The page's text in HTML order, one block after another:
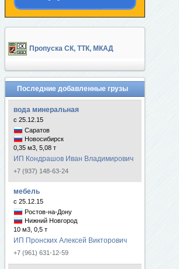
Пропуска СК, ТТК, МКАД
Последние добавленные грузы
вода минеральная
с 25.12.15
Саратов
Новосибирск
0,35 м3, 5,08 т
ИП Кондрашов Иван Владимирович
+7 (937) 148-63-24
мебель
с 25.12.15
Ростов-на-Дону
Нижний Новгород
10 м3, 0,5 т
ИП Пронских Алексей Викторович
+7 (961) 631-12-59